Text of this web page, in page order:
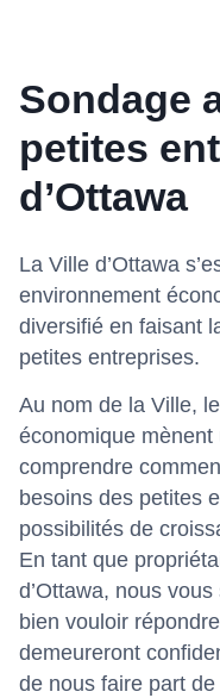
Sondage
petites
d’Ottawa
La Ville d’Ottawa
environnement
diversifié en faisant
petites entreprises.
Au nom de la Ville,
économique
comprendre
besoins des petites
possibilités de
En tant que
d’Ottawa, nous
bien vouloir
demeureront
de nous faire part